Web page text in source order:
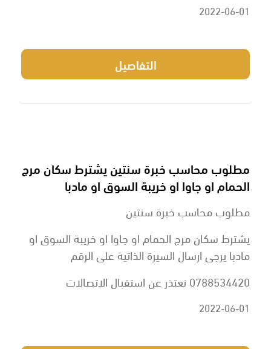
2022-06-01
التفاصيل
مطلوب محاسب خبرة سنتين يشترط سكان مرج
الحمام او جاوا او خريبة السوق او مادبا
مطلوب محاسب خبرة سنتين
يشترط سكان مرج الحمام او جاوا او خريبة السوق او
مادبا يرجى ارسال السيرة الذاتية على الرقم
0788534420 نعتذر عن استقبال الاتصالات
2022-06-01